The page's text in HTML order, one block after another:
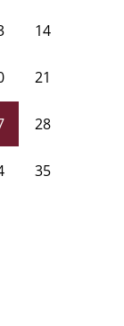
14
21
28
35